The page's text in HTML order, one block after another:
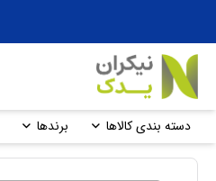
دسته بندی کالاها برندها